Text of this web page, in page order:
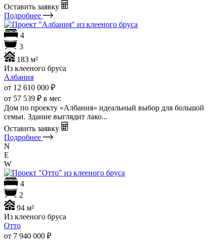
Оставить заявку
Подробнее
4
3
183 м²
Из клееного бруса
Албания
от 12 610 000 ₽
от 57 539 ₽ в мес
Дом по проекту «Албания» идеальный выбор для большой
семьи. Здание выглядит лако...
Оставить заявку
Подробнее
N
E
W
4
2
94 м²
Из клееного бруса
Отто
от 7 940 000 ₽